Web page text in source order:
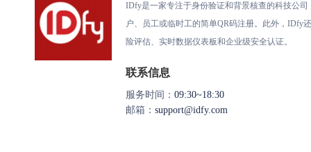
IDfy是一家专注于身份验证和背景核查的科技公
户、员工或临时工的简单QR码注册。此外，IDfy
险评估、实时数据仪表板和企业级安全认证。
联系信息
服务时间：09:30~18:30
邮箱：support@idfy.com